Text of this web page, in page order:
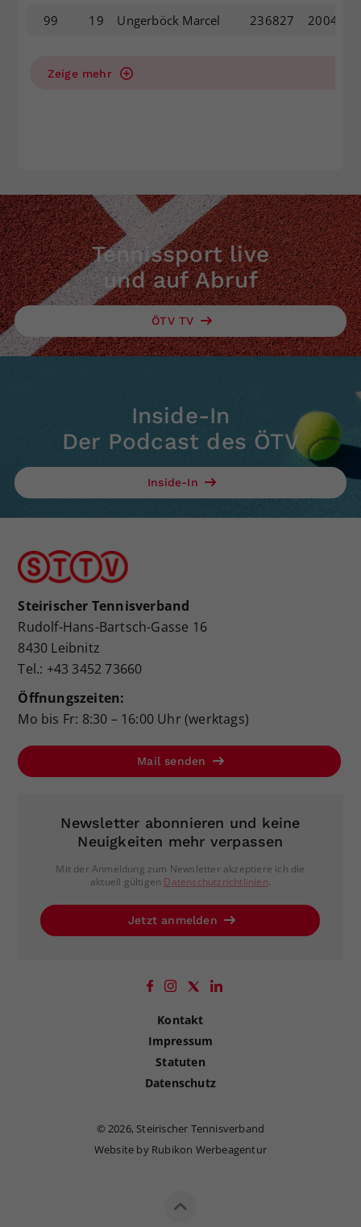
99 19 Ungerböck Marcel 236827 2004
Zeige mehr
Tennissport live
und auf Abruf
ÖTV TV
Inside-In
Der Podcast des ÖTV
Inside-In
Steirischer Tennisverband
Rudolf-Hans-Bartsch-Gasse 16
8430 Leibnitz
Tel.: +43 3452 73660
Öffnungszeiten:
Mo bis Fr: 8:30 – 16:00 Uhr (werktags)
Mail senden
Newsletter abonnieren und keine
Neuigkeiten mehr verpassen
Mit der Anmeldung zum Newsletter akzeptiere ich die
aktuell gültigen Datenschutzrichtlinien.
Jetzt anmelden
Kontakt
Impressum
Statuten
Datenschutz
©2026, Steirischer Tennisverband
Website by Rubikon Werbeagentur